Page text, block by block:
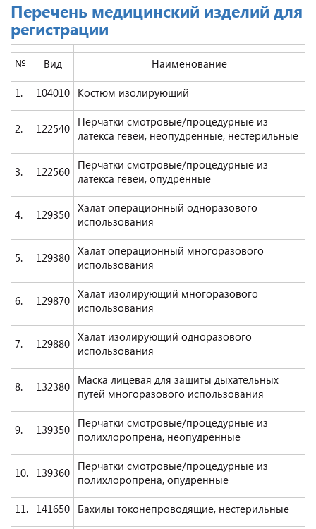
Перечень медицинский изделий для
регистрации
№ Вид Наименование
1. 104010 Костюм изолирующий
2. 122540 Перчатки смотровые/процедурные из
латекса гевеи, неопудренные, нестерильные
3. 122560 Перчатки смотровые/процедурные из
латекса гевеи, опудренные
4. 129350 Халат операционный одноразового
использования
5. 129380 Халат операционный многоразового
использования
6. 129870 Халат изолирующий многоразового
использования
7. 129880 Халат изолирующий одноразового
использования
8. 132380 Маска лицевая для защиты дыхательных
путей многоразового использования
9. 139350 Перчатки смотровые/процедурные из
полихлоропрена, неопудренные
10. 139360 Перчатки смотровые/процедурные из
полихлоропрена, опудренные
11. 141650 Бахилы токонепроводящие, нестерильные